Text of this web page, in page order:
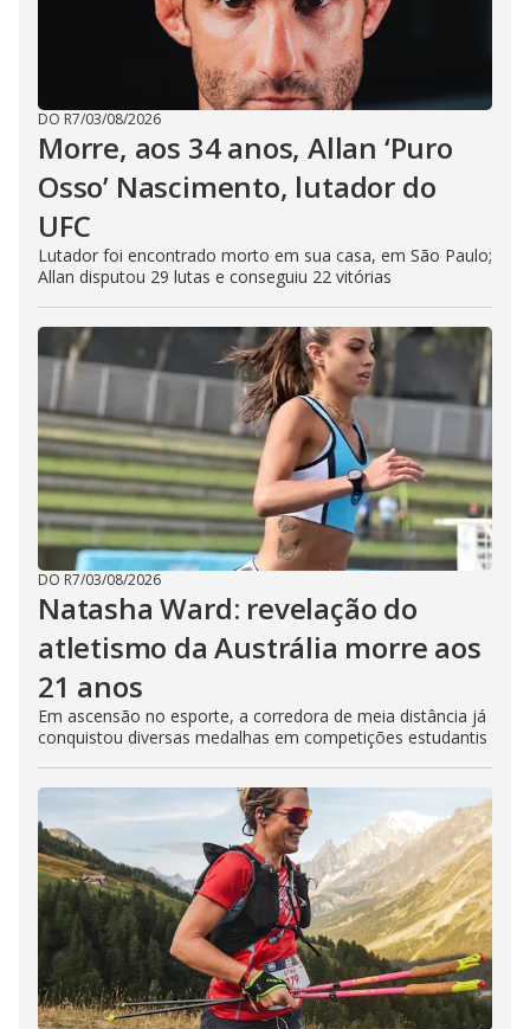
DO R7/03/08/2026
Morre, aos 34 anos, Allan ‘Puro
Osso’ Nascimento, lutador do
UFC
Lutador foi encontrado morto em sua casa, em São Paulo;
Allan disputou 29 lutas e conseguiu 22 vitórias
DO R7/03/08/2026
Natasha Ward: revelação do
atletismo da Austrália morre aos
21 anos
Em ascensão no esporte, a corredora de meia distância já
conquistou diversas medalhas em competições estudantis